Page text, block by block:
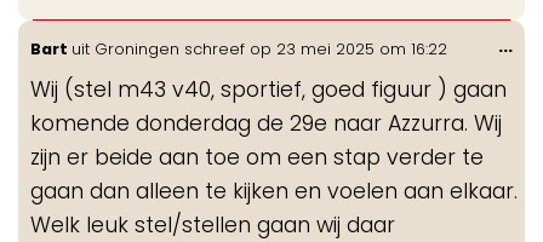
Bart uit Groningen schreef op 23 mei 2025 om 16:22
Wij (stel m43 v40, sportief, goed figuur ) gaan
komende donderdag de 29e naar Azzurra. Wij
zijn er beide aan toe om een stap verder te
gaan dan alleen te kijken en voelen aan elkaar.
Welk leuk stel/stellen gaan wij daar
...